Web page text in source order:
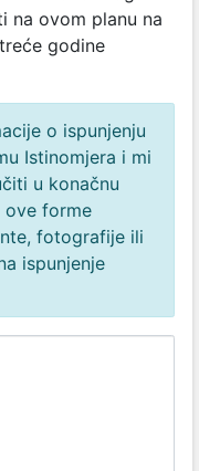
na ovom planu na
godine
o ispunjenju
Istinomjera i mi
u konačnu
ove forme
fotografije ili
ispunjenje